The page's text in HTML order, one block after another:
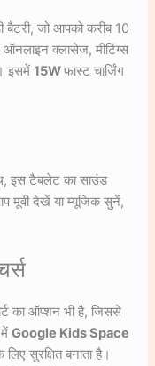
बैटरी, जो आपको करीब 10
ऑनलाइन क्लासेज, मीटिंग्स
इसमें15Wफास्ट चार्जिंग
इस टैबलेट का साउंड
मूवी देखें या म्यूजिक सुनें,
का ऑप्शन भी है, जिससे
Google Kids Space
सुरक्षित बनाता है।